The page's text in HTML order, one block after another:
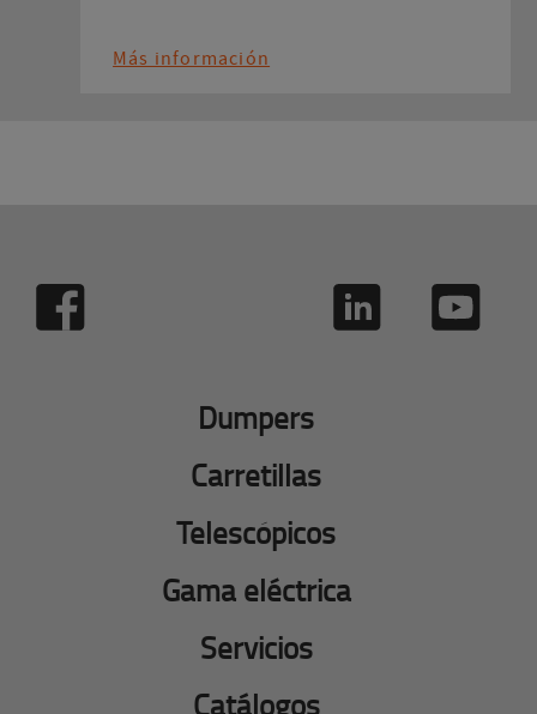
Más información
Dumpers
Carretillas
Telescópicos
Gama eléctrica
Servicios
Catálogos